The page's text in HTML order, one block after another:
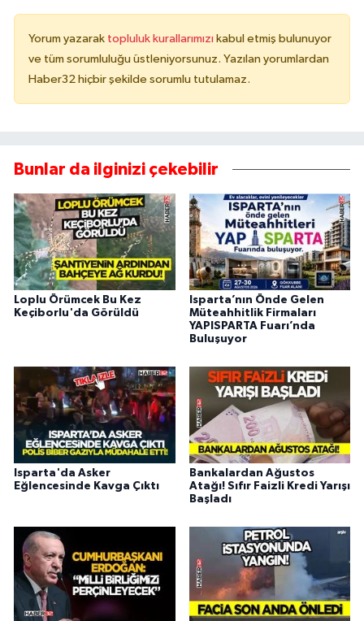
Yorum yazarak topluluk kurallarımızı kabul etmiş bulunuyor
ve tüm sorumluluğu üstleniyorsunuz. Yazılan yorumlardan
Haber32 hiçbir şekilde sorumlu tutulamaz.
Bunlar da ilginizi çekebilir
Loplu Örümcek Bu Kez
Keçiborlu'da Görüldü
Isparta’nın Önde Gelen
Müteahhitlik Firmaları
YAPISPARTA Fuarı’nda
Buluşuyor
Isparta'da Asker
Eğlencesinde Kavga Çıktı
Bankalardan Ağustos
Atağı! Sıfır Faizli Kredi Yarışı
Başladı